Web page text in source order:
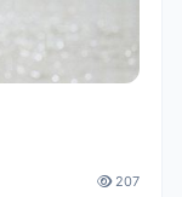
207